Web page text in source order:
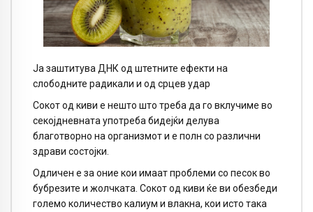
Ја заштитува ДНК од штетните ефекти на
слободните радикали и од срцев удар
Сокот од киви е нешто што треба да го вклучиме во
секојдневната употреба бидејќи делува
благотворно на организмот и е полн со различни
здрави состојки.
Одличен е за оние кои имаат проблеми со песок во
бубрезите и жолчката. Сокот од киви ќе ви обезбеди
големо количество калиум и влакна, кои исто така